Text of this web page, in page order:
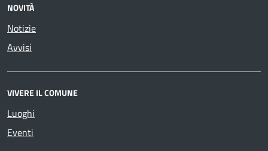
NOVITÀ
Notizie
Avvisi
VIVERE IL COMUNE
Luoghi
Eventi